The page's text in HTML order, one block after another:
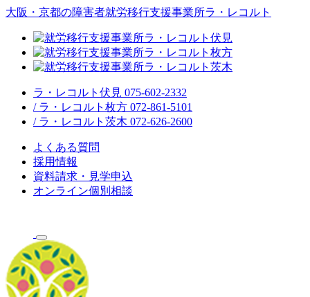
大阪・京都の障害者就労移行支援事業所ラ・レコルト
ラ・レコルト伏見 075-602-2332
/ ラ・レコルト枚方 072-861-5101
/ ラ・レコルト茨木 072-626-2600
よくある質問
採用情報
資料請求・見学申込
オンライン個別相談